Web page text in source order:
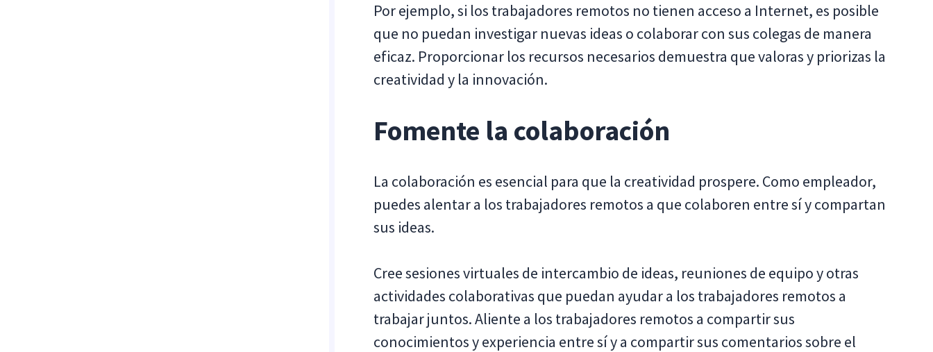
Por ejemplo, si los trabajadores remotos no tienen acceso a Internet, es posible
que no puedan investigar nuevas ideas o colaborar con sus colegas de manera
eficaz. Proporcionar los recursos necesarios demuestra que valoras y priorizas la
creatividad y la innovación.
Fomente la colaboración
La colaboración es esencial para que la creatividad prospere. Como empleador,
puedes alentar a los trabajadores remotos a que colaboren entre sí y compartan
sus ideas.
Cree sesiones virtuales de intercambio de ideas, reuniones de equipo y otras
actividades colaborativas que puedan ayudar a los trabajadores remotos a
trabajar juntos. Aliente a los trabajadores remotos a compartir sus
conocimientos y experiencia entre sí y a compartir sus comentarios sobre el